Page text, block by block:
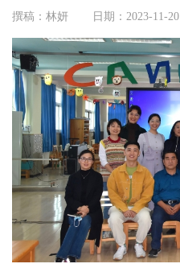
撰稿：林妍 日期：2023-11-20